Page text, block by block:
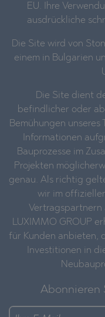
EU. Ihre
ausdrückliche
Die Site wird von
einem in Bulgarien
Die Site dient
befindlicher oder
Bemühungen
Informationen
Bauprozesse im
Projekten
genau. Als richtig
wir im
Vertragspartnern
LUXIMMO GROUP
für Kunden anbieten,
Investitionen in
Abonnieren